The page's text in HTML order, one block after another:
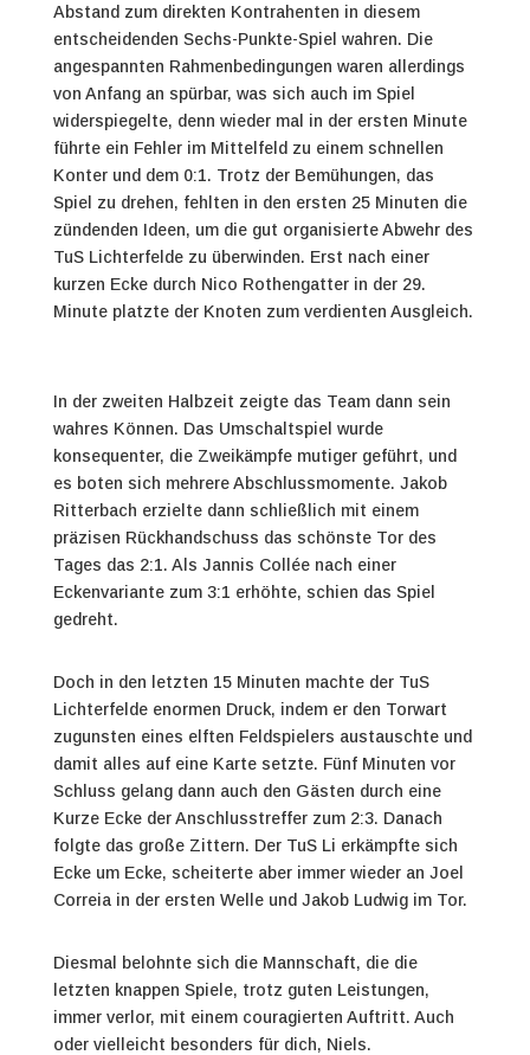
Abstand zum direkten Kontrahenten in diesem
entscheidenden Sechs-Punkte-Spiel wahren. Die
angespannten Rahmenbedingungen waren allerdings
von Anfang an spürbar, was sich auch im Spiel
widerspiegelte, denn wieder mal in der ersten Minute
führte ein Fehler im Mittelfeld zu einem schnellen
Konter und dem 0:1. Trotz der Bemühungen, das
Spiel zu drehen, fehlten in den ersten 25 Minuten die
zündenden Ideen, um die gut organisierte Abwehr des
TuS Lichterfelde zu überwinden. Erst nach einer
kurzen Ecke durch Nico Rothengatter in der 29.
Minute platzte der Knoten zum verdienten Ausgleich.
In der zweiten Halbzeit zeigte das Team dann sein
wahres Können. Das Umschaltspiel wurde
konsequenter, die Zweikämpfe mutiger geführt, und
es boten sich mehrere Abschlussmomente. Jakob
Ritterbach erzielte dann schließlich mit einem
präzisen Rückhandschuss das schönste Tor des
Tages das 2:1. Als Jannis Collée nach einer
Eckenvariante zum 3:1 erhöhte, schien das Spiel
gedreht.
Doch in den letzten 15 Minuten machte der TuS
Lichterfelde enormen Druck, indem er den Torwart
zugunsten eines elften Feldspielers austauschte und
damit alles auf eine Karte setzte. Fünf Minuten vor
Schluss gelang dann auch den Gästen durch eine
Kurze Ecke der Anschlusstreffer zum 2:3. Danach
folgte das große Zittern. Der TuS Li erkämpfte sich
Ecke um Ecke, scheiterte aber immer wieder an Joel
Correia in der ersten Welle und Jakob Ludwig im Tor.
Diesmal belohnte sich die Mannschaft, die die
letzten knappen Spiele, trotz guten Leistungen,
immer verlor, mit einem couragierten Auftritt. Auch
oder vielleicht besonders für dich, Niels.